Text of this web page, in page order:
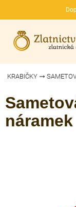
CZK
KRABIČKY
náramek